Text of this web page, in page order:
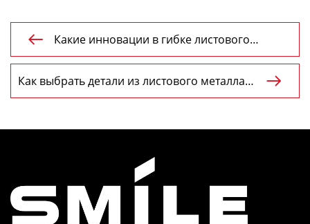

Какие инновации в гибке листового
металла?
Как выбрать детали из листового металла
из Китая?
